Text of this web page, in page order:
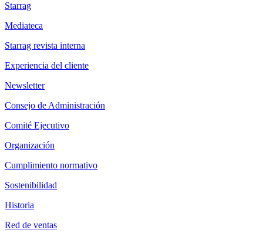
Starrag
Mediateca
Starrag revista interna
Experiencia del cliente
Newsletter
Consejo de Administración
Comité Ejecutivo
Organización
Cumplimiento normativo
Sostenibilidad
Historia
Red de ventas